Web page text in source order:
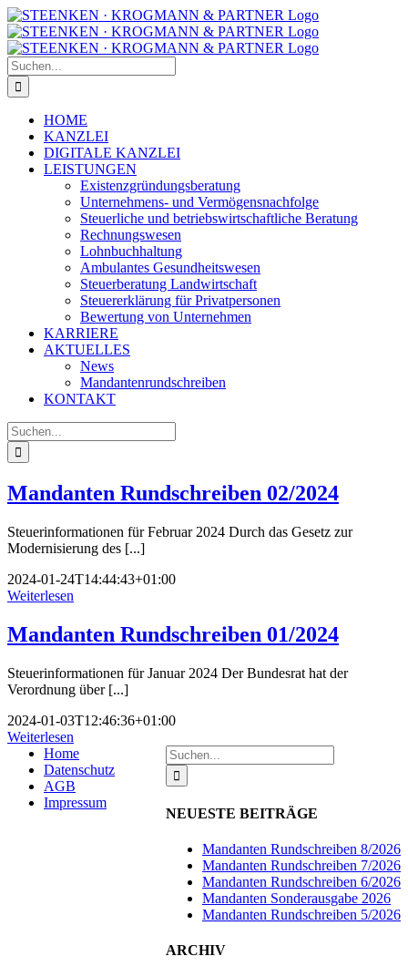
Zum
Inhalt
springen
Facebook
Instagram
Suche
nach:
HOME
KANZLEI
DIGITALE KANZLEI
LEISTUNGEN
Existenzgründungsberatung
Unternehmens- und Vermögensnachfolge
Steuerliche und betriebswirtschaftliche Beratung
Rechnungswesen
Lohnbuchhaltung
Ambulantes Gesundheitswesen
Steuerberatung Landwirtschaft
Steuererklärung für Privatpersonen
Bewertung von Unternehmen
KARRIERE
AKTUELLES
News
Mandantenrundschreiben
KONTAKT
Suche
nach:
Mandanten Rundschreiben 02/2024
Steuerinformationen für Februar 2024 Durch das Gesetz zur
Modernisierung des [...]
2024-01-24T14:44:43+01:00
Weiterlesen
Mandanten Rundschreiben 01/2024
Steuerinformationen für Januar 2024 Der Bundesrat hat der
Verordnung über [...]
2024-01-03T12:46:36+01:00
Weiterlesen
Suche
nach:
NEUESTE BEITRÄGE
Mandanten Rundschreiben 8/2026
Mandanten Rundschreiben 7/2026
Mandanten Rundschreiben 6/2026
Mandanten Sonderausgabe 2026
Mandanten Rundschreiben 5/2026
ARCHIV
Home
Datenschutz
AGB
Impressum